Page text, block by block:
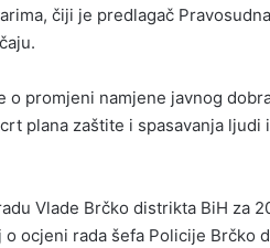
čiji je predlagač
promjeni namjene javnog
plana zaštite i spasavanja ljudi
Vlade Brčko distrikta BiH za
ocjeni rada šefa Policije Brčko